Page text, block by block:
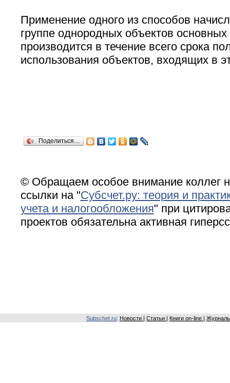
Применение одного из способов
группе однородных объектов основных
производится в течение всего срока
использования объектов, входящих в
Поделиться…
© Обращаем особое внимание коллег
ссылки на "Субсчет.ру: теория и
учета и налогообложения" при
проектов обязательна активная
Subschet.ru: Новости Статьи Книги on-line